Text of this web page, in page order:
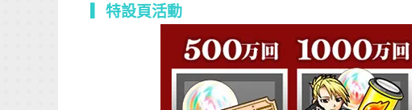
▎特設頁活動